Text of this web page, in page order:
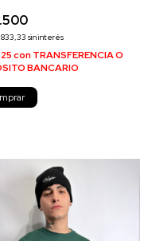
sin interés
conTRANSFERENCIA O
BANCARIO